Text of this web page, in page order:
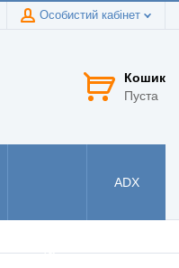
Особистий кабінет
Кошик
Пуста
ADX